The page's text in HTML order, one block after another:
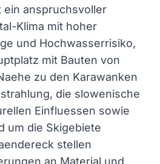
ein anspruchsvoller
Klima mit hoher
und Hochwasserrisiko,
mit Bauten von
zu den Karawanken
die slowenische
Einfluessen sowie
um die Skigebiete
stellen